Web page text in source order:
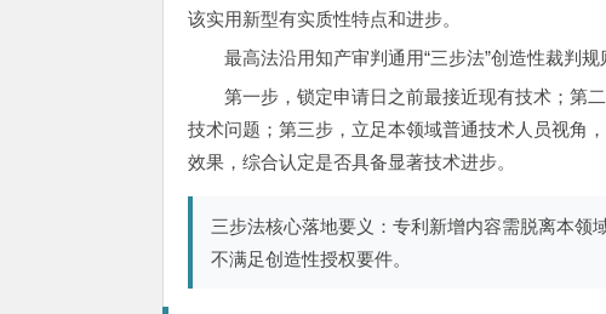
该实用新型有实质性特点和进步。
最高法沿用知产审判通用“三步法”创造性裁判规
第一步，锁定申请日之前最接近现有技术；第
技术问题；第三步，立足本领域普通技术人员视角
效果，综合认定是否具备显著技术进步。
三步法核心落地要义：专利新增内容需脱离本领
不满足创造性授权要件。